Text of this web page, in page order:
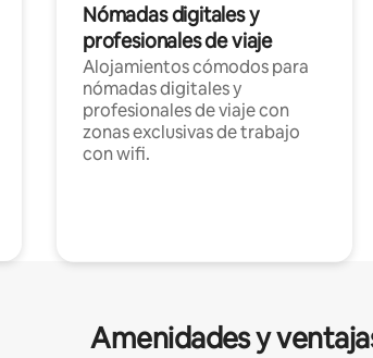
Nómadas digitales y
profesionales de viaje
Alojamientos cómodos para
nómadas digitales y
profesionales de viaje con
zonas exclusivas de trabajo
con wifi.
Amenidades y